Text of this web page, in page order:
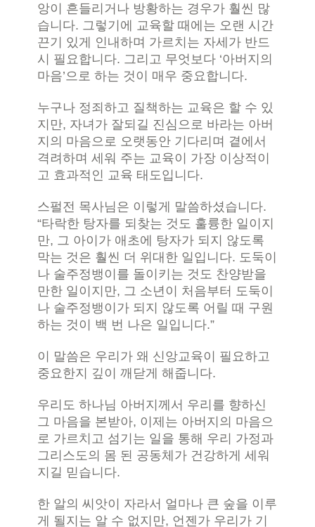
앙이 흔들리거나 방황하는 경우가 훨씬 많
습니다. 그렇기에 교육할 때에는 오랜 시간
끈기 있게 인내하며 가르치는 자세가 반드
시 필요합니다. 그리고 무엇보다 ‘아버지의
마음’으로 하는 것이 매우 중요합니다.
누구나 정죄하고 질책하는 교육은 할 수 있
지만, 자녀가 잘되길 진심으로 바라는 아버
지의 마음으로 오랫동안 기다리며 곁에서
격려하며 세워 주는 교육이 가장 이상적이
고 효과적인 교육 태도입니다.
스펄전 목사님은 이렇게 말씀하셨습니다.
“타락한 탕자를 되찾는 것도 훌륭한 일이지
만, 그 아이가 애초에 탕자가 되지 않도록
막는 것은 훨씬 더 위대한 일입니다. 도둑이
나 술주정뱅이를 돌이키는 것도 찬양받을
만한 일이지만, 그 소년이 처음부터 도둑이
나 술주정뱅이가 되지 않도록 어릴 때 구원
하는 것이 백 번 나은 일입니다.”
이 말씀은 우리가 왜 신앙교육이 필요하고
중요한지 깊이 깨닫게 해줍니다.
우리도 하나님 아버지께서 우리를 향하신
그 마음을 본받아, 이제는 아버지의 마음으
로 가르치고 섬기는 일을 통해 우리 가정과
그리스도의 몸 된 공동체가 건강하게 세워
지길 믿습니다.
한 알의 씨앗이 자라서 얼마나 큰 숲을 이루
게 될지는 알 수 없지만, 언젠가 우리가 기